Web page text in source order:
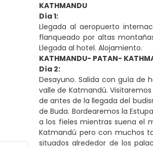
KATHMANDU
Día 1:
Llegada al aeropuerto
flanqueado por altas
Llegada al hotel. Alojamiento.
KATHMANDU- PATAN-
Día 2:
Desayuno. Salida con guía de
valle de Katmandú.
de antes de la llegada del
de Buda. Bordearemos la
a los fieles mientras suena el
Katmandú pero con muchos
situados alrededor de los